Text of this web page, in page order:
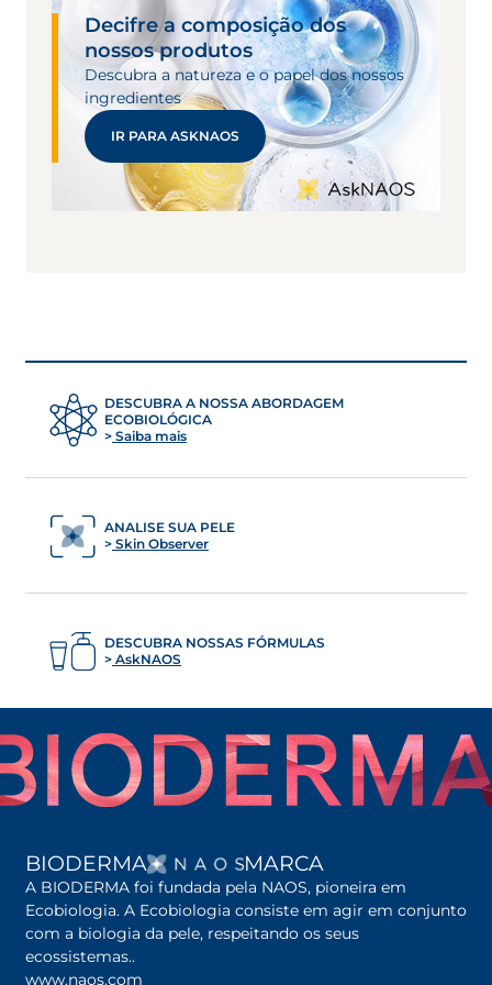
Decifre a composição dos
nossos produtos
Descubra a natureza e o papel dos nossos
ingredientes
IR PARA ASKNAOS
DESCUBRA A NOSSA ABORDAGEM
ECOBIOLÓGICA
Saiba mais
ANALISE SUA PELE
Skin Observer
DESCUBRA NOSSAS FÓRMULAS
AskNAOS
BIODERMA ABRE EM UMA NOVA
MARCA
A BIODERMA foi fundada pela NAOS, pioneira em
Ecobiologia. A Ecobiologia consiste em agir em conjunto
com a biologia da pele, respeitando os seus
ecossistemas..
www.naos.com